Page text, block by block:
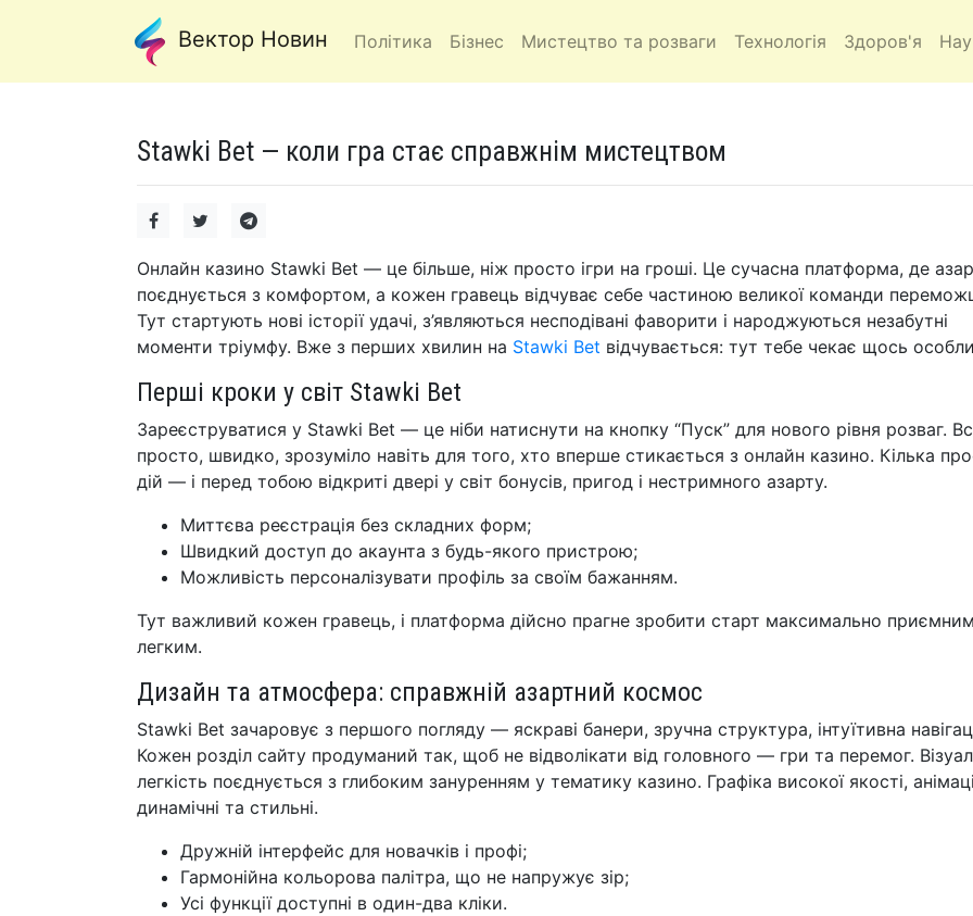
Вектор Новин Політика Бізнес Мистецтво та розваги Технологія Здоров'я
Stawki Bet — коли гра стає справжнім мистецтвом
Онлайн казино Stawki Bet — це більше, ніж просто ігри на гроші. Це сучасна платформа, де
поєднується з комфортом, а кожен гравець відчуває себе частиною великої команди
Тут стартують нові історії удачі, з’являються несподівані фаворити і народжуються незабутні
моменти тріумфу. Вже з перших хвилин на Stawki Bet відчувається: тут тебе чекає щось
Перші кроки у світ Stawki Bet
Зареєструватися у Stawki Bet — це ніби натиснути на кнопку “Пуск” для нового рівня розваг.
просто, швидко, зрозуміло навіть для того, хто вперше стикається з онлайн казино. Кілька
дій — і перед тобою відкриті двері у світ бонусів, пригод і нестримного азарту.
Миттєва реєстрація без складних форм;
Швидкий доступ до акаунта з будь-якого пристрою;
Можливість персоналізувати профіль за своїм бажанням.
Тут важливий кожен гравець, і платформа дійсно прагне зробити старт максимально
легким.
Дизайн та атмосфера: справжній азартний космос
Stawki Bet зачаровує з першого погляду — яскраві банери, зручна структура, інтуїтивна
Кожен розділ сайту продуманий так, щоб не відволікати від головного — гри та перемог.
легкість поєднується з глибоким зануренням у тематику казино. Графіка високої якості,
динамічні та стильні.
Дружній інтерфейс для новачків і профі;
Гармонійна кольорова палітра, що не напружує зір;
Усі функції доступні в один-два кліки.